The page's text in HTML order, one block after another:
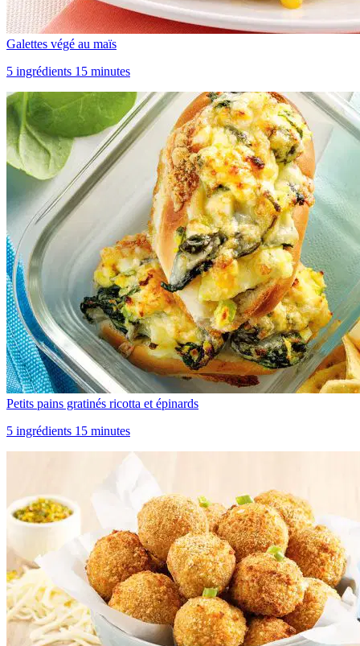
Galettes végé au maïs
5 ingrédients 15 minutes
Petits pains gratinés ricotta et épinards
5 ingrédients 15 minutes